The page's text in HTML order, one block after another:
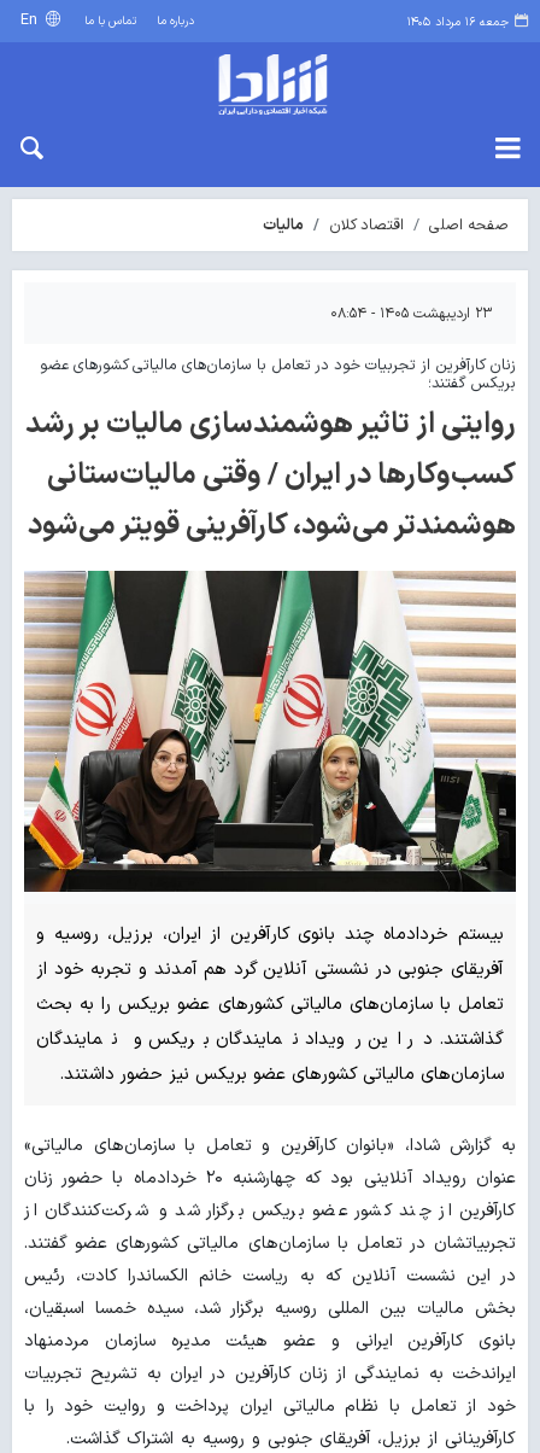
جمعه ۱۶ مرداد ۱۴۰۵ درباره ما تماس با ما
صفحه اصلی اقتصاد کلان مالیات
۲۳ اردیبهشت ۱۴۰۵ - ۰۸:۵۴
زنان کارآفرین از تجربیات خود در تعامل با سازمان‌های مالیاتی کشورهای عضو
بریکس گفتند؛
روایتی از تاثیر هوشمندسازی مالیات بر رشد
کسب‌وکارها در ایران / وقتی مالیات‌ستانی
هوشمندتر می‌‏شود، کارآفرینی قوی‏تر می‌‏شود
بیستم خردادماه چند بانوی کارآفرین از ایران، برزیل، روسیه و
آفریقای جنوبی در نشستی آنلاین گرد هم آمدند و تجربه خود از
تعامل با سازمان‌های مالیاتی کشورهای عضو بریکس را به بحث
گذاشتند. در این رویداد نمایندگان بریکس و نمایندگان
سازمان‌های مالیاتی کشورهای عضو بریکس نیز حضور داشتند.
به گزارش شادا، «بانوان کارآفرین و تعامل با سازمان‌های مالیاتی»
عنوان رویداد آنلاینی بود که چهارشنبه ۲۰ خردادماه با حضور زنان
کارآفرین از چند کشور عضو بریکس برگزار شد و شرکت‌کنندگان از
تجربیاتشان در تعامل با سازمان‌های مالیاتی کشورهای عضو گفتند.
در این نشست آنلاین که به ریاست خانم الکساندرا کادت، رئیس
بخش مالیات بین المللی روسیه برگزار شد، سیده خمسا اسبقیان،
بانوی کارآفرین ایرانی و عضو هیئت مدیره سازمان مردم‏نهاد
ایران‏دخت به نمایندگی از زنان کارآفرین در ایران به تشریح تجربیات
خود از تعامل با نظام مالیاتی ایران پرداخت و روایت خود را با
کارآفرینانی از برزیل، آفریقای جنوبی و روسیه به اشتراک گذاشت.